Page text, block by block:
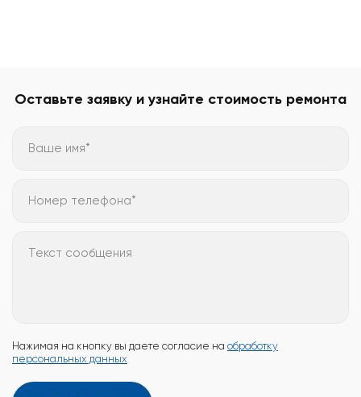
Оставьте заявку и узнайте стоимость ремонта
Ваше имя*
Номер телефона*
Текст сообщения
Нажимая на кнопку вы даете согласие на обработку
персональных данных